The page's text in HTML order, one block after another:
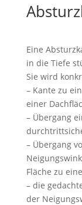
Eine
in die Tiefe
Sie wird
– Kante zu
einer
– Übergang
– Übergang
Fläche zu
– die
der